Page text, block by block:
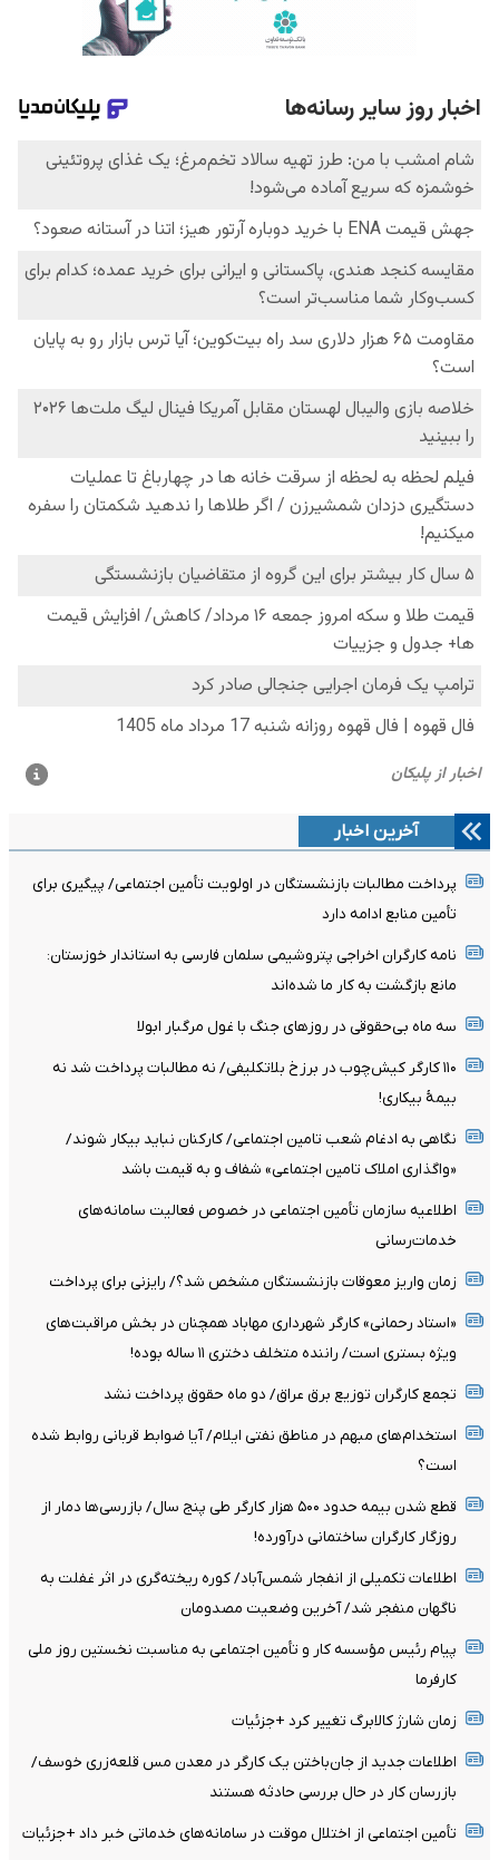
آخرین اخبار
پرداخت مطالبات بازنشستگان در اولویت تأمین اجتماعی/ پیگیری برای
تأمین منابع ادامه دارد
نامه کارگران اخراجی پتروشیمی سلمان فارسی به استاندار خوزستان:
مانع بازگشت به کار ما شده‌اند
سه ماه بی‌حقوقی در روزهای جنگ با غول مرگبار ابولا
۱۱۰ کارگر کیش‌چوب در برزخ بلاتکلیفی/ نه مطالبات پرداخت شد نه
بیمۀ بیکاری!
نگاهی به ادغام شعب تامین اجتماعی/ کارکنان نباید بیکار شوند/
«واگذاری املاک تامین اجتماعی» شفاف و به قیمت باشد
اطلاعیه سازمان تأمین اجتماعی در خصوص فعالیت سامانه‌های
خدمات‌رسانی
زمان واریز معوقات بازنشستگان مشخص شد؟/ رایزنی برای پرداخت
«استاد رحمانی» کارگر شهرداری مهاباد همچنان در بخش مراقبت‌های
ویژه بستری است/ راننده متخلف دختری ۱۱ ساله بوده!
تجمع کارگران توزیع برق عراق/ دو ماه حقوق پرداخت نشد
استخدام‌های مبهم در مناطق نفتی ایلام/ آیا ضوابط قربانی روابط شده
است؟
قطع شدن بیمه حدود ۵۰۰ هزار کارگر طی پنج سال/ بازرسی‌ها دمار از
روزگار کارگران ساختمانی درآورده!
اطلاعات تکمیلی از انفجار شمس‌آباد/ کوره ریخته‌گری در اثر غفلت به
ناگهان منفجر شد/ آخرین وضعیت مصدومان
پیام رئیس مؤسسه کار و تأمین اجتماعی به مناسبت نخستین روز ملی
کارفرما
زمان شارژ کالابرگ تغییر کرد +جزئیات
اطلاعات جدید از جان‌باختن یک کارگر در معدن مس قلعه‌زری خوسف/
بازرسان کار در حال بررسی حادثه هستند
تأمین اجتماعی از اختلال موقت در سامانه‌های خدماتی خبر داد +جزئیات